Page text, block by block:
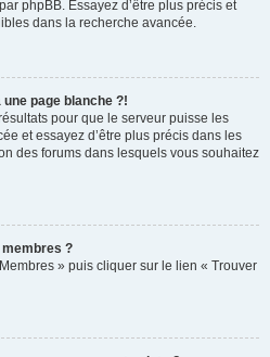
phpBB. Essayez d’être plus précis et
dans la recherche avancée.
page blanche ?!
pour que le serveur puisse les
et essayez d’être plus précis dans les
des forums dans lesquels vous souhaitez
?
» puis cliquer sur le lien « Trouver